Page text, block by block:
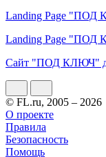
Landing Page "ПОД
Landing Page "ПОД
Сайт "ПОД КЛЮЧ"
© FL.ru, 2005 – 2026
О проекте
Правила
Безопасность
Помощь